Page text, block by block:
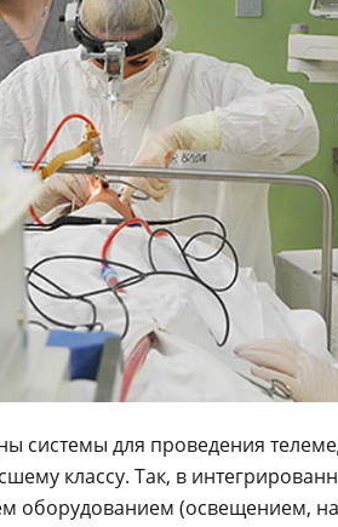
системы для проведения
классу. Так, в
оборудованием (освещением,